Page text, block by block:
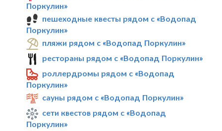
Поркулин»
пешеходные квесты рядом с «Водопад
Поркулин»
пляжи рядом с «Водопад Поркулин»
рестораны рядом с «Водопад Поркулин»
роллердромы рядом с «Водопад
Поркулин»
сауны рядом с «Водопад Поркулин»
сети квестов рядом с «Водопад
Поркулин»